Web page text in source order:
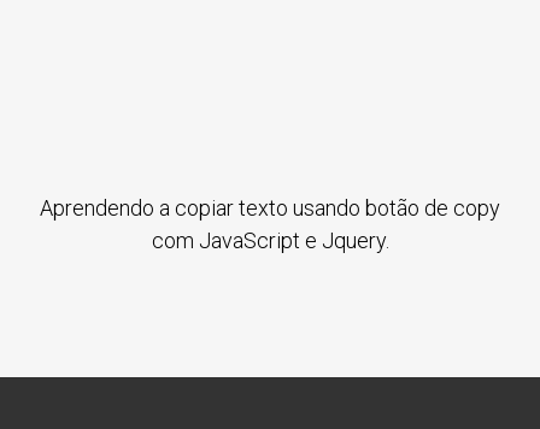
Aprendendo a copiar texto usando botão de copy
com JavaScript e Jquery.